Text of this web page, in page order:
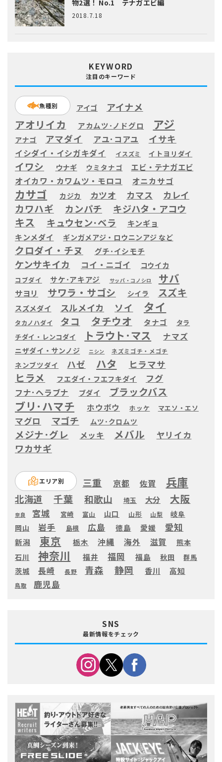
物2選！ No.1 テナガエビ編
2018.7.18
KEYWORD
注目のキーワード
魚種別 アイゴ アイナメ
アオリイカ アカムツ･ノドグロ アジ
アナゴ アマダイ アユ･コアユ イサキ
イシダイ・イシガキダイ イスズミ イトヨリダイ
イワシ ウナギ ウミタナゴ エビ・テナガエビ
オイカワ・カワムツ・モロコ オニカサゴ
カサゴ カジカ カツオ カマス カレイ
カワハギ カンパチ キジハタ・アコウ
キス キュウセン･ベラ キンギョ
キンメダイ ギンガメアジ・ロウニンアジ など
クロダイ・チヌ グチ･イシモチ
ケンサキイカ コイ・ニゴイ コウイカ
コブダイ サケ･アキアジ サッパ・コノシロ サバ
サヨリ サワラ・サゴシ シイラ スズキ
スズメダイ スルメイカ ソイ タイ
タカノハダイ タコ タチウオ タナゴ
タラ
チダイ・レンコダイ
トラウト･マス ナマズ
ニザダイ・サンノジ ニシン ネズミゴチ・メゴチ
ネンブツダイ ハゼ ハタ ヒラマサ
ヒラメ フエダイ・フエフキダイ フグ
フナ･ヘラブナ ブダイ ブラックバス
ブリ･ハマチ ホウボウ ホッケ マエソ・エソ
マグロ マゴチ ムツ･クロムツ
メジナ･グレ メッキ メバル ヤリイカ
ワカサギ
エリア別 三重 京都 佐賀 兵庫
北海道 千葉 和歌山 埼玉 大分 大阪
奈良 宮城 宮崎 富山 山口 山形 山梨
岐阜
岡山
岩手 島根 広島 徳島 愛媛 愛知
新潟 東京 栃木 沖縄 海外 滋賀
熊本
石川
神奈川 福井 福岡 福島 秋田 群馬
茨城 長崎 長野 青森 静岡 香川 高知
鳥取 鹿児島
SNS
最新情報をチェック